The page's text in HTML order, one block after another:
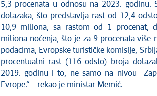
5,3 procenata u odnosu na 2023.
dolazaka, što predstavlja rast od 12,4
10,9 miliona, sa rastom od 1 procenat,
miliona noćenja, što je za 9 procenata više
podacima, Evropske turističke komisije,
procentualni rast (116 odsto) broja
2019. godinu i to, ne samo na nivou
Evrope.“ – rekao je ministar Memić.